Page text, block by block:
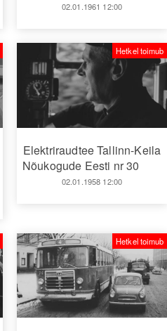
02.01.1961 12:00
Elektriraudtee Tallinn-Keila
Nõukogude Eesti nr 30
02.01.1958 12:00
Hetkel toimub
Hetkel toimub